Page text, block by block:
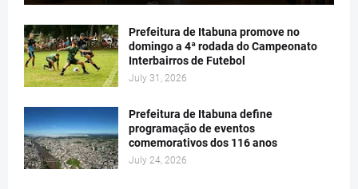
Prefeitura de Itabuna promove no
domingo a 4ª rodada do Campeonato
Interbairros de Futebol
July 31, 2026
Prefeitura de Itabuna define
programação de eventos
comemorativos dos 116 anos
July 24, 2026